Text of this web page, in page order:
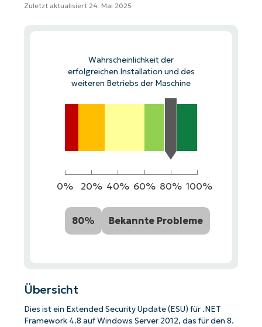
Zuletzt aktualisiert 24. Mai 2025
Wahrscheinlichkeit der
erfolgreichen Installation und des
weiteren Betriebs der Maschine
0% 20% 40% 60% 80% 100%
80% Bekannte Probleme
Übersicht
Dies ist ein Extended Security Update (ESU) für .NET
Framework 4.8 auf Windows Server 2012, das für den 8.